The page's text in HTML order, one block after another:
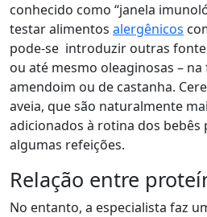
conhecido como “janela
testar alimentos alergênicos
pode-se introduzir outras
ou até mesmo oleaginosas –
amendoim ou de castanha.
aveia, que são naturalmente
adicionados à rotina dos bebês
algumas refeições.
Relação entre
No entanto, a especialista faz